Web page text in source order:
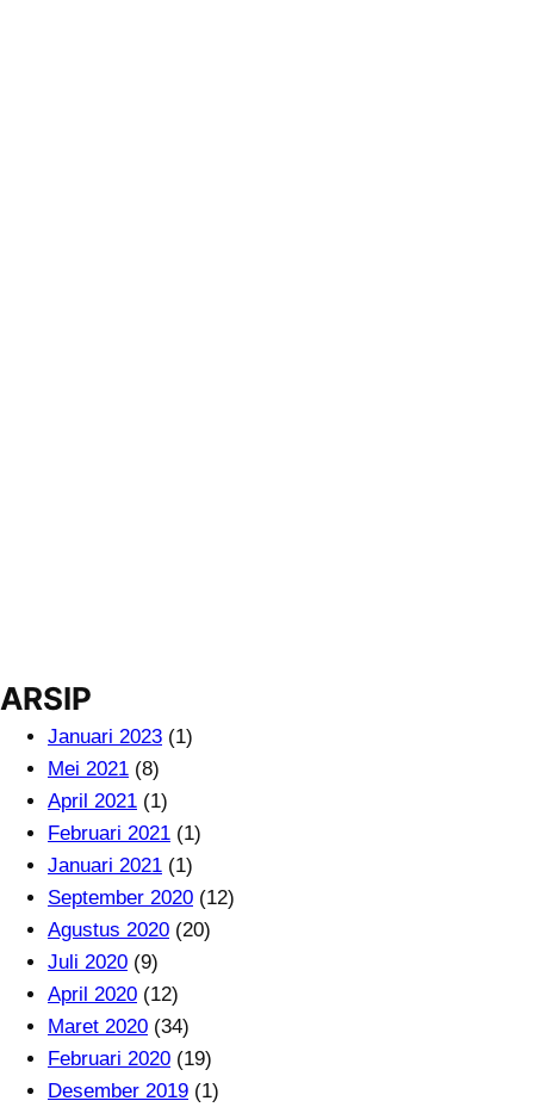
ARSIP
Januari 2023 (1)
Mei 2021 (8)
April 2021 (1)
Februari 2021 (1)
Januari 2021 (1)
September 2020 (12)
Agustus 2020 (20)
Juli 2020 (9)
April 2020 (12)
Maret 2020 (34)
Februari 2020 (19)
Desember 2019 (1)